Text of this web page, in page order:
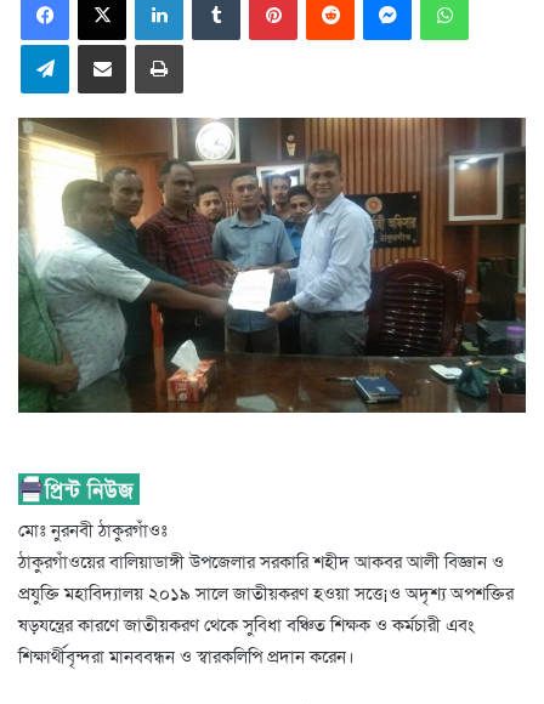
TelegramShare via Email Print
মোঃ নুরনবী ঠাকুরগাঁওঃ
ঠাকুরগাঁওয়ের বালিয়াডাঙ্গী উপজেলার সরকারি শহীদ আকবর আলী বিজ্ঞান ও
প্রযুক্তি মহাবিদ্যালয় ২০১৯ সালে জাতীয়করণ হওয়া সত্তে¡ও অদৃশ্য অপশক্তির
ষড়যন্ত্রের কারণে জাতীয়করণ থেকে সুবিধা বঞ্চিত শিক্ষক ও কর্মচারী এবং
শিক্ষার্থীবৃন্দরা মানববন্ধন ও স্বারকলিপি প্রদান করেন।